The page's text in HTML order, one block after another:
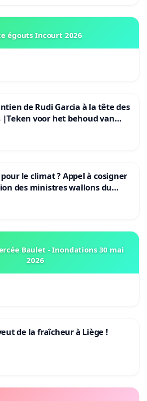
égouts Incourt 2026
de Rudi Garcia à la tête des
|Teken voor het behoud van
le climat ? Appel à cosigner
des ministres wallons du
Baulet - Inondations 30 mai
2026
de la fraîcheur à Liège !